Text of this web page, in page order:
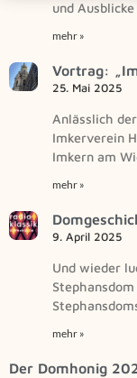
und
mehr »
Vortrag:
25. Mai 2025
Anlässlich
Imkerverein
Imkern am
mehr »
9. April 2025
Und wieder
mehr »
Der Domhonig